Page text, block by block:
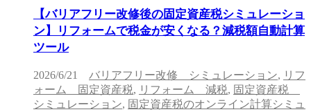
【バリアフリー改修後の固定資産税シミュレーショ
ン】リフォームで税金が安くなる？減税額自動計算
ツール
2026/6/21 バリアフリー改修 シミュレーション, リフ
ォーム 固定資産税, リフォーム 減税, 固定資産税
シミュレーション, 固定資産税のオンライン計算シミュ